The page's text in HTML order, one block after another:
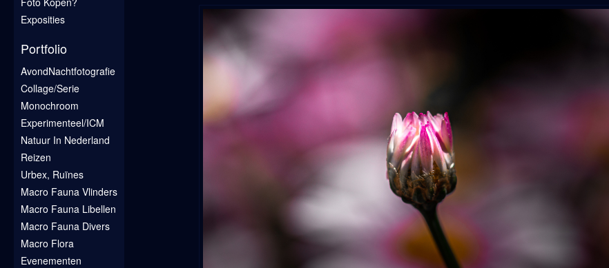
Exposities
Portfolio
AvondNachtfotografie
Collage/Serie
Monochroom
Experimenteel/ICM
Natuur In Nederland
Reizen
Urbex, Ruïnes
Macro Fauna Vlinders
Macro Fauna Libellen
Macro Fauna Divers
Macro Flora
Evenementen